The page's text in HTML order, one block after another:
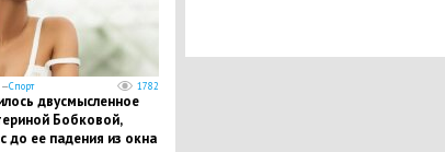
—Спорт 1782
двусмысленное
Бобковой,
до ее падения из окна